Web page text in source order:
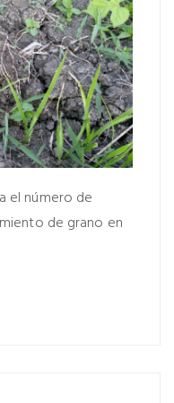
el número de
de grano en